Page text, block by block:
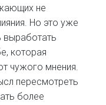
не
Но это уже
выработать
которая
чужого мнения.
пересмотреть
более